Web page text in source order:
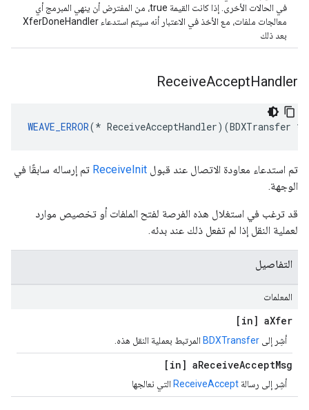
في الحالات الأخرى. إذا كانت القيمة true، من المفترض أن ينهي المبرمج أي
معالجات ملفات، مع الأخذ في الاعتبار أنه سيتم استدعاء XferDoneHandler
بعد ذلك
ReceiveAcceptHandler
WEAVE_ERROR(* ReceiveAcceptHandler)(BDXTransfer
تم استدعاء معاودة الاتصال عند قبول ReceiveInit تم إرساله سابقًا في
الوجهة.
قد ترغب في استغلال هذه الفرصة لفتح الملفات أو تخصيص موارد
لعملية النقل إذا لم تفعل ذلك عند بدئه.
التفاصيل
المعلمات
[in] aXfer
أشِر إلى BDXTransfer المرتبط بعملية النقل هذه.
[in] aReceiveAcceptMsg
أشِر إلى رسالة ReceiveAccept التي نعالجها